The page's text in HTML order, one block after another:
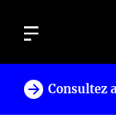
Consultez